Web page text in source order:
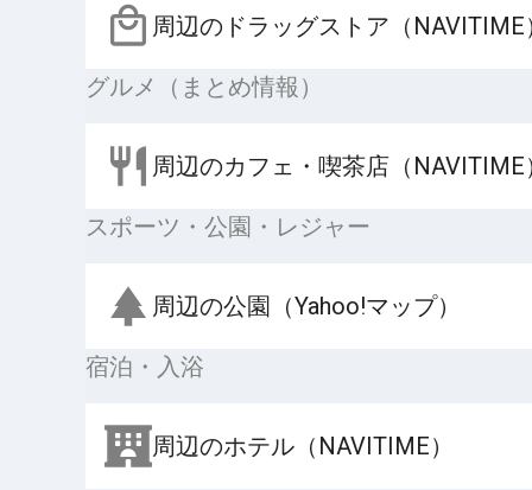
周辺のドラッグストア（NAVITIME
グルメ（まとめ情報）
周辺のカフェ・喫茶店（NAVITIME
スポーツ・公園・レジャー
周辺の公園（Yahoo!マップ）
宿泊・入浴
周辺のホテル（NAVITIME）